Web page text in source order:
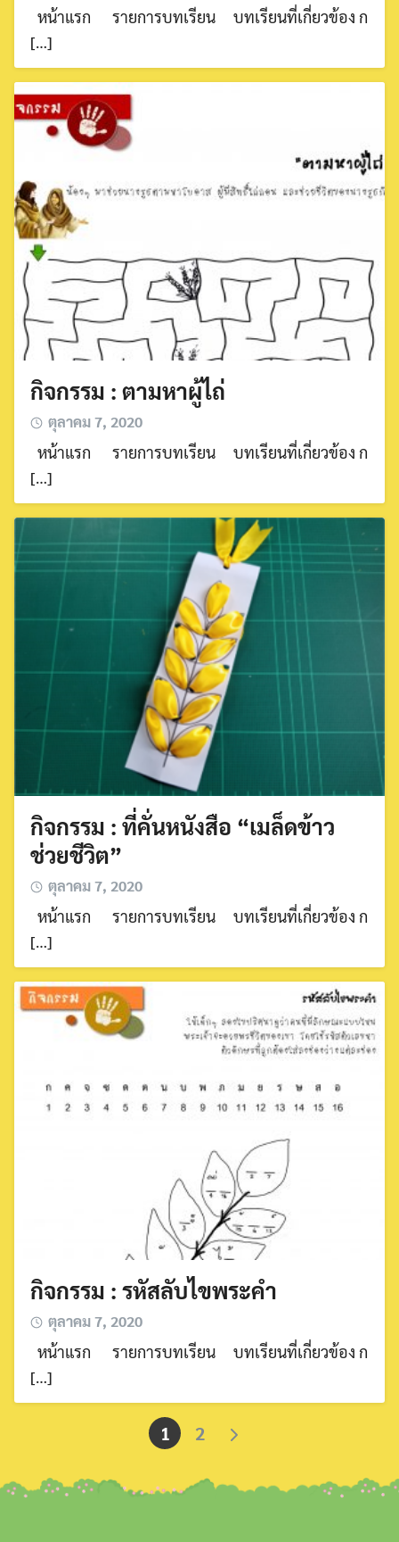
หน้าแรก รายการบทเรียน บทเรียนที่เกี่ยวข้อง ก
[…]
กิจกรรม : ตามหาผู้ไถ่
ตุลาคม 7, 2020
หน้าแรก รายการบทเรียน บทเรียนที่เกี่ยวข้อง ก
[…]
กิจกรรม : ที่คั่นหนังสือ “เมล็ดข้าว
ช่วยชีวิต”
ตุลาคม 7, 2020
หน้าแรก รายการบทเรียน บทเรียนที่เกี่ยวข้อง ก
[…]
กิจกรรม : รหัสลับไขพระคำ
ตุลาคม 7, 2020
หน้าแรก รายการบทเรียน บทเรียนที่เกี่ยวข้อง ก
[…]
1 2